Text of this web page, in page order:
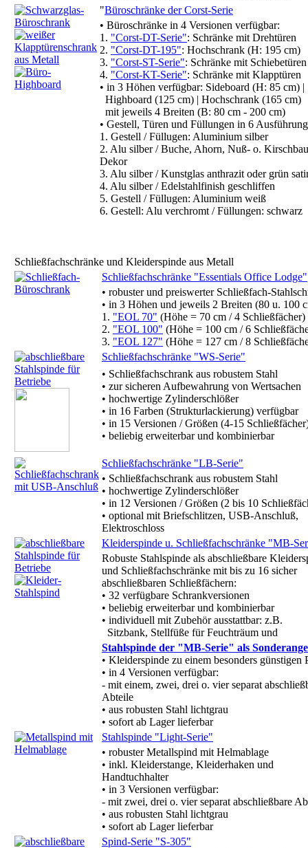
"Büroschränke der Corst-Serie
• Büroschränke in 4 Versionen verfügbar:
1. "Corst-DT-Serie": Schränke mit Drehtüren
2. "Corst-DT-195": Hochschrank (H: 195 cm)
3. "Corst-ST-Serie": Schränke mit Schiebetüren
4. "Corst-KT-Serie": Schränke mit Klapptüren
• in 3 Höhen verfügbar: Sideboard (H: 85 cm) |
Highboard (125 cm) | Hochschrank (165 cm)
mit jeweils 4 Breiten (B: 80 cm - 200 cm)
• Gestell, Türen und Füllungen in 6
1. Gestell / Füllugen: Aluminium silber
2. Alu silber / Buche, Ahorn, Nuß- o.
Dekor
3. Alu silber / Kunstglas anthrazit oder grün
4. Alu silber / Edelstahlfinish geschliffen
5. Gestell / Füllugen: Aluminium weiß
6. Gestell: Alu verchromt / Füllungen: schwarz
Schließfachschränke und Kleiderspinde aus Metall
Schließfachschränke "Essentials Office Lodge"
• robuster und preiswerter Schließfach-
• in 3 Höhen und jeweils 2 Breiten (80 u. 100
1. "EOL 70" (Höhe = 70 cm / 4 Schließfächer)
2. "EOL 100" (Höhe = 100 cm / 6
3. "EOL 127" (Höhe = 127 cm / 8
Schließfachschränke "WS-Serie"
• Schließfachschrank aus robustem Stahl
• zur sicheren Aufbewahrung von Wertsachen
• hochwertige Zylinderschlößer
• in 16 Farben (Strukturlackierung) verfügbar
• in 15 Versionen / Größen (4-15
• beliebig erweiterbar und kombinierbar
Schließfachschränke "LB-Serie"
• Schließfachschrank aus robustem Stahl
• hochwertige Zylinderschlößer
• in 12 Versionen / Größen (2 bis 10
• optional mit Briefschlitzen, USB-Anschluß,
Elektroschloss
Kleiderspinde u. Schließfachschränke "MB-
Robuste Stahlspinde als abschließbare
und Schließfachschränke mit bis zu 16 sicher
abschließbaren Schließfächern:
• 32 verfügbare Schrankversionen
• beliebig erweiterbar und kombinierbar
• individuell mit Zubehör ausstattbar: z.B.
Sitzbank, Stellfüße für Feuchträum und
Stahlspinde der "MB-Serie" als
• Kleiderspinde zu einem besonders günstigen
• in 4 Versionen verfügbar:
- mit einem, zwei, drei o. vier separat
Abteile
• aus robusten Stahl lichtgrau
• sofort ab Lager lieferbar
Stahlspinde "Light-Serie"
• robuster Metallspind mit Helmablage
• inkl. Kleiderstange, Kleiderhaken und
Handtuchhalter
• in 3 Versionen verfügbar:
- mit zwei, drei o. vier separat abschließbare
• aus robusten Stahl lichtgrau
• sofort ab Lager lieferbar
Spind-Serie "S-305"